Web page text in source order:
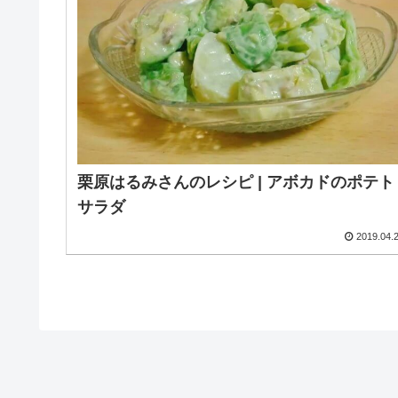
栗原はるみさんのレシピ | アボカドのポテト
サラダ